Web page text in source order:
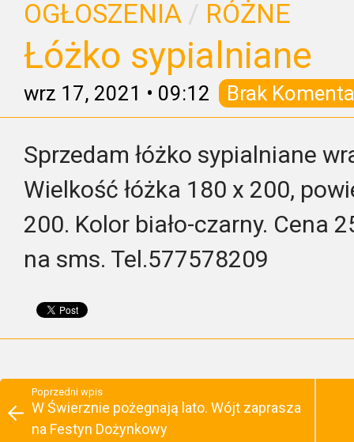
OGŁOSZENIA / RÓŻNE
Łóżko sypialniane
wrz 17, 2021 • 09:12 Brak
Sprzedam łóżko sypialniane
Wielkość łóżka 180 x 200,
200. Kolor biało-czarny. Cena
na sms. Tel.577578209
Poprzedni wpis
W Świerznie pożegnają lato. Wójt zaprasza
na Festyn Dożynkowy